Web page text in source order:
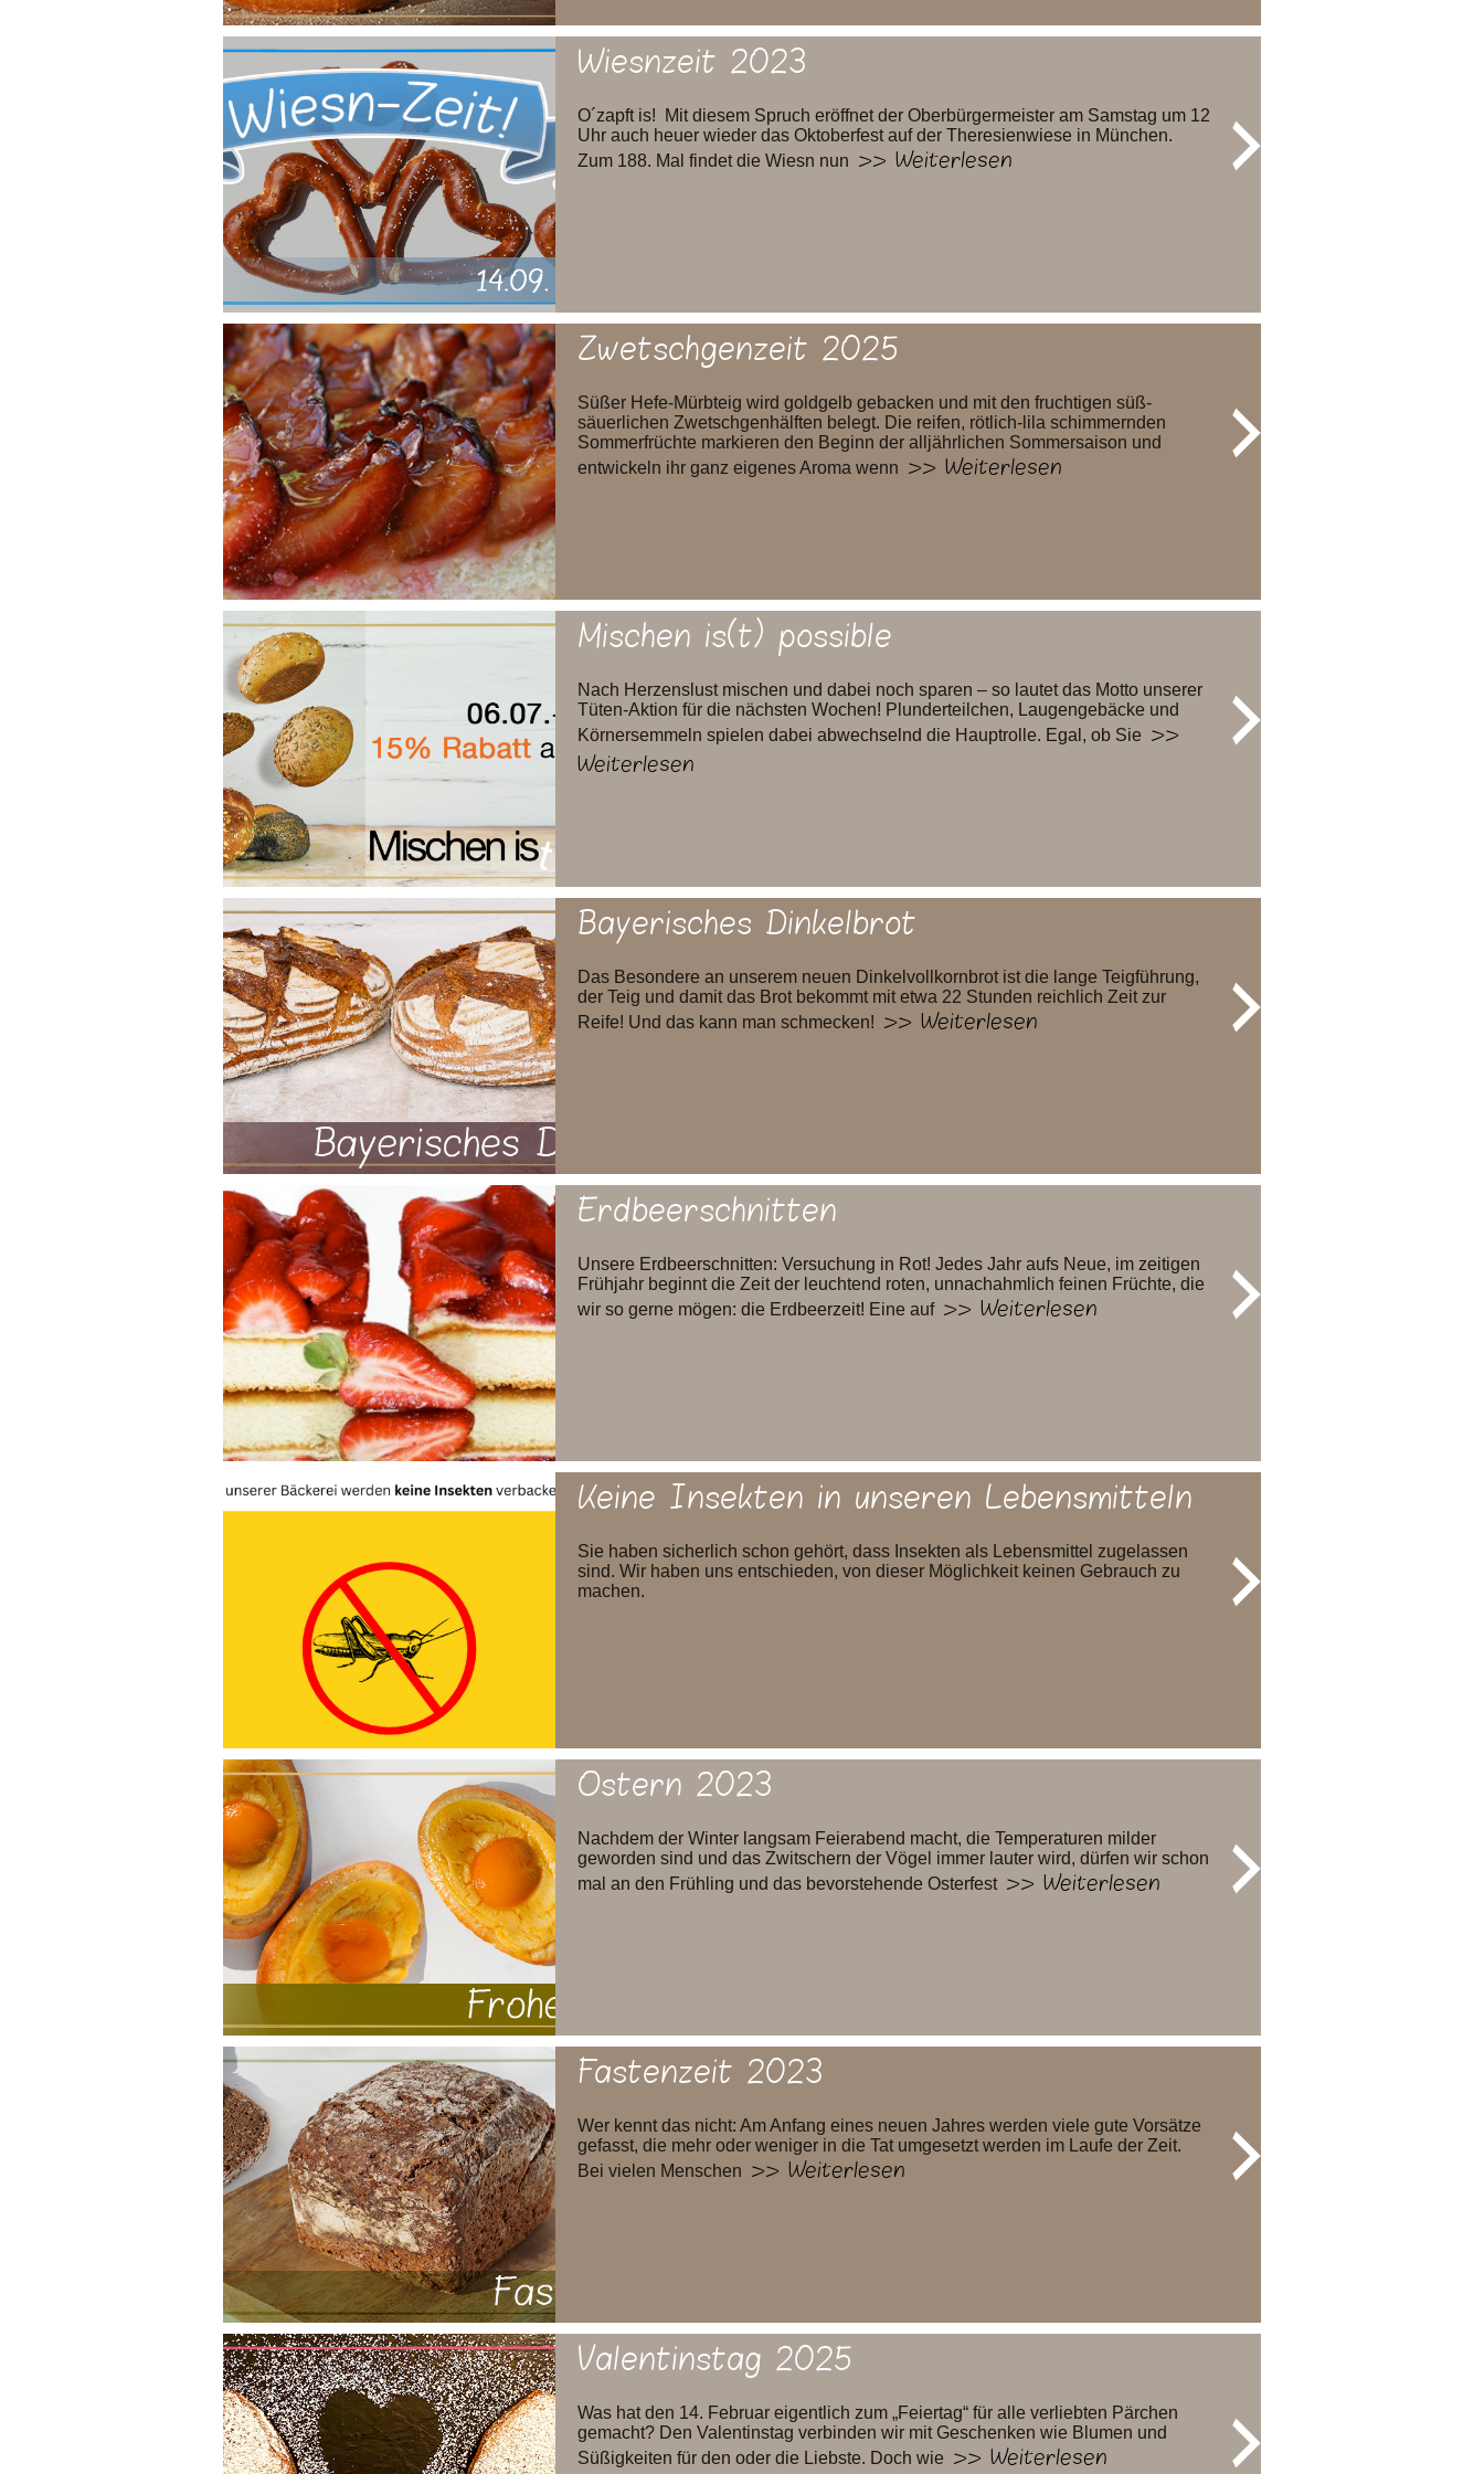
Wiesnzeit 2023
O´zapft is! Mit diesem Spruch eröffnet der Oberbürgermeister am Samstag um 12
Uhr auch heuer wieder das Oktoberfest auf der Theresienwiese in München.
Zum 188. Mal findet die Wiesn nun >> Weiterlesen
Zwetschgenzeit 2025
Süßer Hefe-Mürbteig wird goldgelb gebacken und mit den fruchtigen süß-
säuerlichen Zwetschgenhälften belegt. Die reifen, rötlich-lila schimmernden
Sommerfrüchte markieren den Beginn der alljährlichen Sommersaison und
entwickeln ihr ganz eigenes Aroma wenn >> Weiterlesen
Mischen is(t) possible
Nach Herzenslust mischen und dabei noch sparen – so lautet das Motto unserer
Tüten-Aktion für die nächsten Wochen! Plunderteilchen, Laugengebäcke und
Körnersemmeln spielen dabei abwechselnd die Hauptrolle. Egal, ob Sie>>
Weiterlesen
Bayerisches Dinkelbrot
Das Besondere an unserem neuen Dinkelvollkornbrot ist die lange Teigführung,
der Teig und damit das Brot bekommt mit etwa 22 Stunden reichlich Zeit zur
Reife! Und das kann man schmecken! >> Weiterlesen
Erdbeerschnitten
Unsere Erdbeerschnitten: Versuchung in Rot! Jedes Jahr aufs Neue, im zeitigen
Frühjahr beginnt die Zeit der leuchtend roten, unnachahmlich feinen Früchte, die
wir so gerne mögen: die Erdbeerzeit! Eine auf>> Weiterlesen
Keine Insekten in unseren Lebensmitteln
Sie haben sicherlich schon gehört, dass Insekten als Lebensmittel zugelassen
sind. Wir haben uns entschieden, von dieser Möglichkeit keinen Gebrauch zu
machen.
Ostern 2023
Nachdem der Winter langsam Feierabend macht, die Temperaturen milder
geworden sind und das Zwitschern der Vögel immer lauter wird, dürfen wir schon
mal an den Frühling und das bevorstehende Osterfest>> Weiterlesen
Fastenzeit 2023
Wer kennt das nicht: Am Anfang eines neuen Jahres werden viele gute Vorsätze
gefasst, die mehr oder weniger in die Tat umgesetzt werden im Laufe der Zeit.
Bei vielen Menschen >> Weiterlesen
Valentinstag 2025
Was hat den 14. Februar eigentlich zum „Feiertag“ für alle verliebten Pärchen
gemacht? Den Valentinstag verbinden wir mit Geschenken wie Blumen und
Süßigkeiten für den oder die Liebste. Doch wie>> Weiterlesen